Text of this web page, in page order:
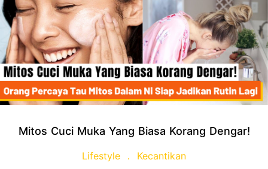
Mitos Cuci Muka Yang Biasa Korang Dengar!
Lifestyle Kecantikan